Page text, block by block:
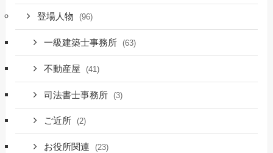
登場人物 (96)
一級建築士事務所 (63)
不動産屋 (41)
司法書士事務所 (3)
ご近所 (2)
お役所関連 (23)